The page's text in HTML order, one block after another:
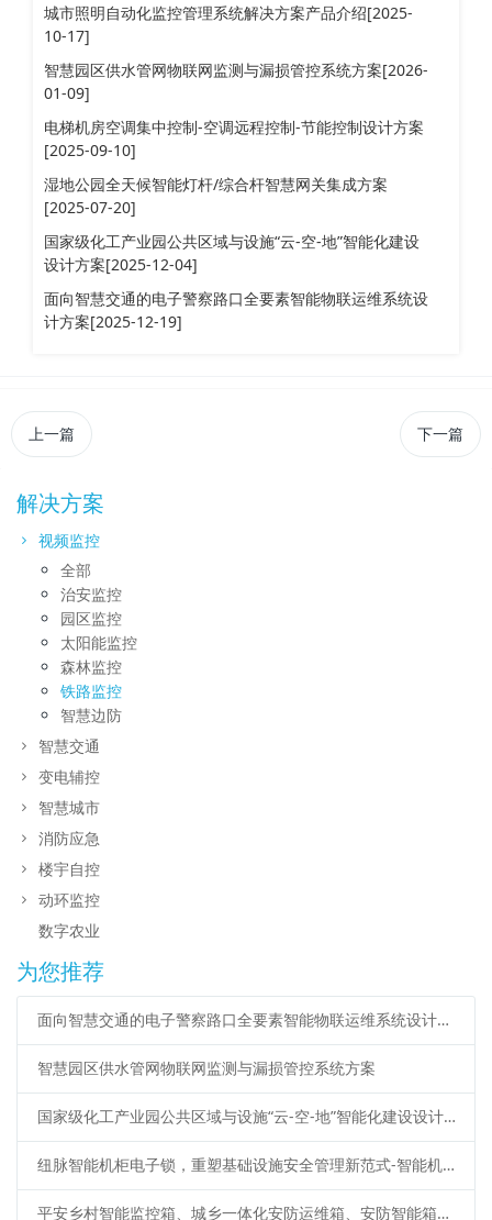
城市照明自动化监控管理系统解决方案产品介绍[2025-
10-17]
智慧园区供水管网物联网监测与漏损管控系统方案[2026-
01-09]
电梯机房空调集中控制-空调远程控制-节能控制设计方案
[2025-09-10]
湿地公园全天候智能灯杆/综合杆智慧网关集成方案
[2025-07-20]
国家级化工产业园公共区域与设施“云-空-地”智能化建设
设计方案[2025-12-04]
面向智慧交通的电子警察路口全要素智能物联运维系统设
计方案[2025-12-19]
上一篇 下一篇
解决方案
视频监控
全部
治安监控
园区监控
太阳能监控
森林监控
铁路监控
智慧边防
智慧交通
变电辅控
智慧城市
消防应急
楼宇自控
动环监控
数字农业
为您推荐
面向智慧交通的电子警察路口全要素智能物联运维系统设计方案
智慧园区供水管网物联网监测与漏损管控系统方案
国家级化工产业园公共区域与设施“云-空-地”智能化建设设计方案
纽脉智能机柜电子锁，重塑基础设施安全管理新范式-智能机柜锁、蓝牙电子锁、iC卡电子锁、机柜物联锁、485远程电子锁、物联智能锁
平安乡村智能监控箱、城乡一体化安防运维箱、安防智能箱应用广泛应用